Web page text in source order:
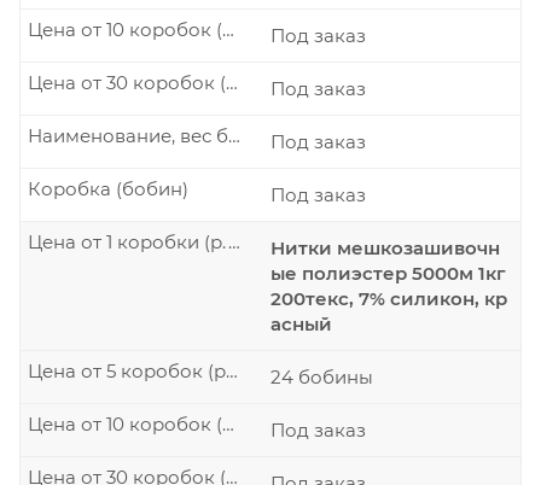
Под заказ
Цена от 10 коробок (р./шт.)
Под заказ
Цена от 30 коробок (р./шт.)
Под заказ
Наименование, вес бобины
Под заказ
Коробка (бобин)
Нитки мешкозашивочн
ые полиэстер 5000м 1кг
200текс, 7% силикон, кр
асный
Цена от 1 коробки (р./шт.)
24 бобины
Цена от 5 коробок (р./шт.)
Под заказ
Цена от 10 коробок (р./шт.)
Цена от 30 коробок (р./шт.)